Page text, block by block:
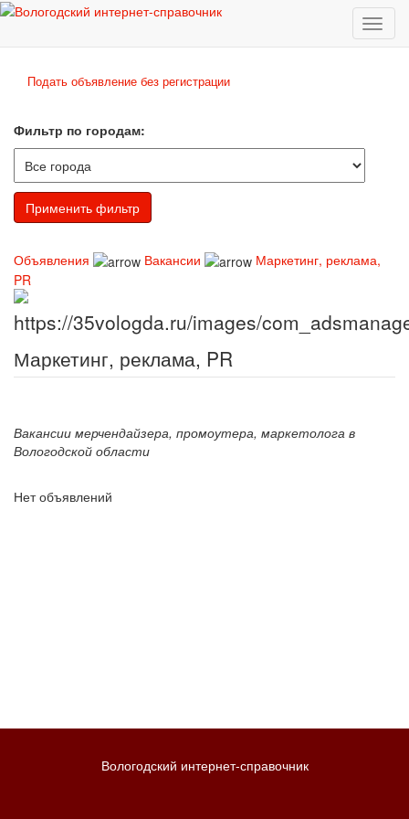
Подать объявление без регистрации
Фильтр по городам:
Объявления Вакансии
Маркетинг, реклама,
PR
Маркетинг, реклама, PR
Вакансии мерчендайзера, промоутера, маркетолога в
Вологодской области
Нет объявлений
Вологодский интернет-справочник